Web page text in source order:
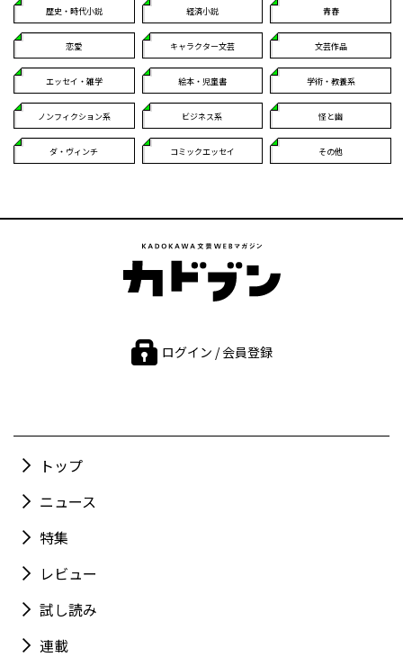
歴史・時代小説 経済小説 青春
恋愛 キャラクター文芸 文芸作品
エッセイ・雑学 絵本・児童書 学術・教養系
ノンフィクション系 ビジネス系 怪と幽
ダ・ヴィンチ コミックエッセイ その他
ログイン / 会員登録
トップ
ニュース
特集
レビュー
試し読み
連載